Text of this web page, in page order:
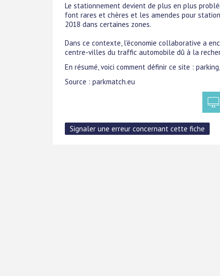
Le stationnement devient de plus en plus
font rares et chères et les amendes pour
2018 dans certaines zones.
Dans ce contexte, l'économie collaborative a
centre-villes du traffic automobile dû à la
En résumé, voici comment définir ce site :
Source : parkmatch.eu